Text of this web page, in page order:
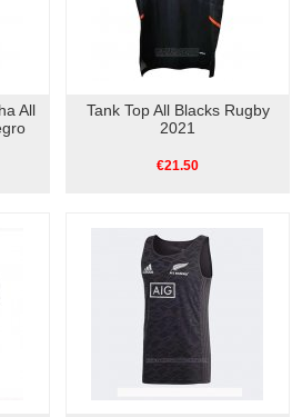
All
Tank Top All Blacks Rugby
2021
€21.50